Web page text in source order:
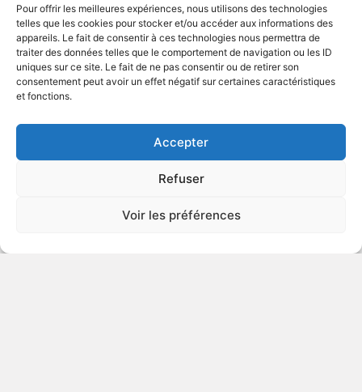
Pour offrir les meilleures expériences, nous utilisons des technologies
telles que les cookies pour stocker et/ou accéder aux informations des
appareils. Le fait de consentir à ces technologies nous permettra de
traiter des données telles que le comportement de navigation ou les ID
uniques sur ce site. Le fait de ne pas consentir ou de retirer son
consentement peut avoir un effet négatif sur certaines caractéristiques
et fonctions.
Accepter
Refuser
Voir les préférences
AUX JEUNES
ENFANTS
2000 Comédie dramatique